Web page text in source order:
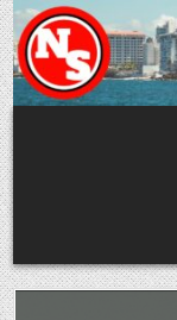
Skip to content